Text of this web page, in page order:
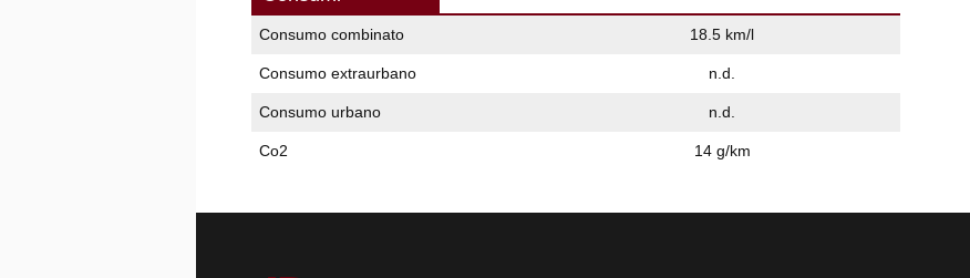
Consumo combinato 18.5 km/l
Consumo extraurbano n.d.
Consumo urbano n.d.
Co2 14 g/km